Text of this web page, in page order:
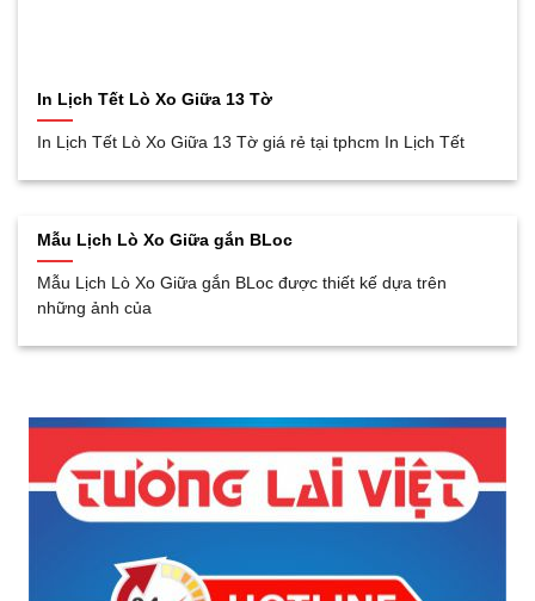
In Lịch Tết Lò Xo Giữa 13 Tờ
In Lịch Tết Lò Xo Giữa 13 Tờ giá rẻ tại tphcm In Lịch Tết
Mẫu Lịch Lò Xo Giữa gắn BLoc
Mẫu Lịch Lò Xo Giữa gắn BLoc được thiết kế dựa trên
những ảnh của